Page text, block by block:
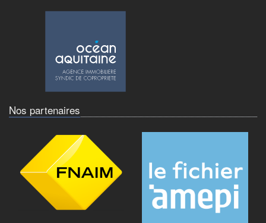
Nos partenaires